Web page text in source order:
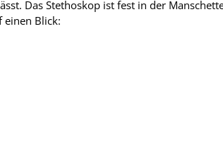
Das Stethoskop ist fest in der
einen Blick: